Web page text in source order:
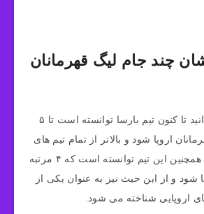
چند جام لیگ قهرمانان
همان طور که می دانید تا کنون تیم بارسا توانسته است تا ۵
اروپا شود و بالاتر از تمام تیم های
اروپایی قرار بگیرد. همچنین این تیم توانسته است که ۴ مرتبه
شود و از این حیث نیز به عنوان یکی از
اروپایی شناخته می شود.